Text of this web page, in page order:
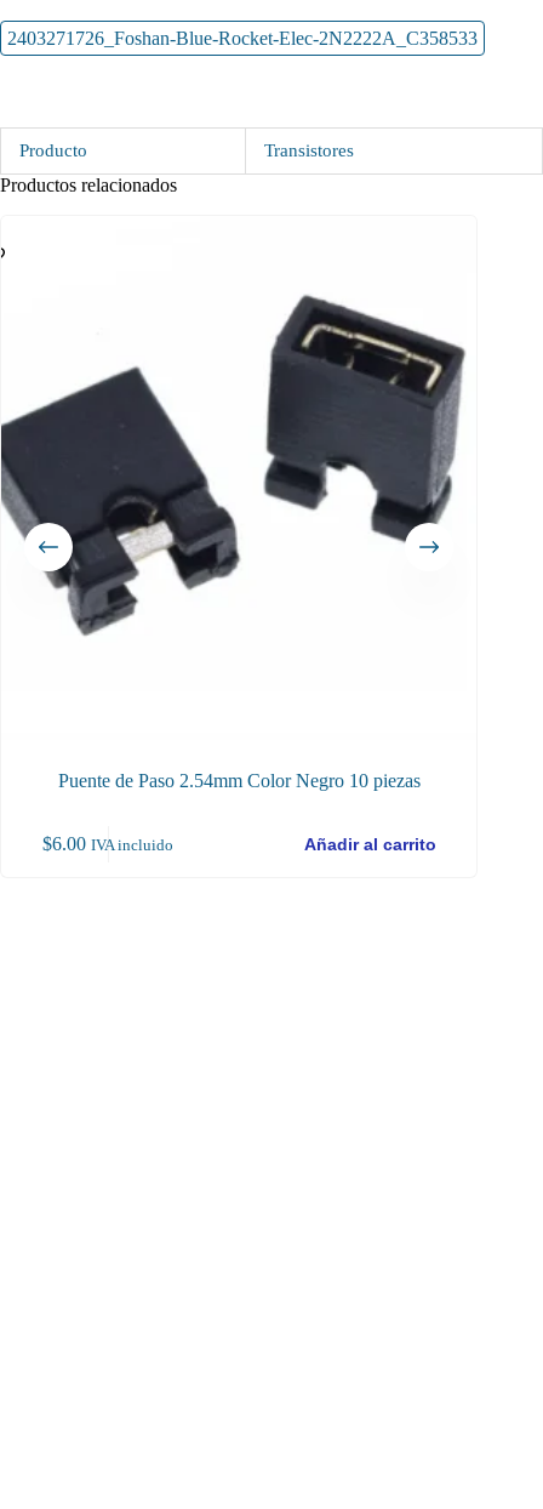
2403271726_Foshan-Blue-Rocket-Elec-2N2222A_C358533
Producto Transistores
Productos relacionados
Puente de Paso 2.54mm Color Negro 10 piezas
$6.00 IVA incluido Añadir al carrito